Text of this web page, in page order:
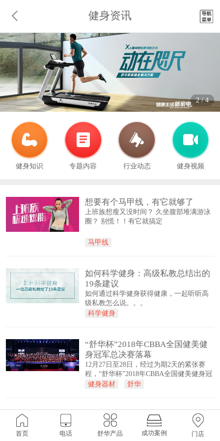
健身资讯
2/4
健身知识 专题内容 行业动态 健身视频
想要有个马甲线，有它就够了
上班族想瘦又没时间？ 久坐腹部堆满游泳
圈？ 别慌！！有它就搞定
马甲线
如何科学健身：高级私教总结出的
19条建议
如何通过科学健身获得健康，一起听听高
级私教怎么说。。。
科学健身
“舒华杯”2018年CBBA全国健美健
身冠军总决赛落幕
12月27日至28日，经过为期2天的紧张赛
程，“舒华杯”2018年CBBA全国健美健身冠
军总决赛在中国体育城市晋江成功举办。
健身器材 舒华
冠军齐聚！“舒华杯”2018年CBBA
全国健美健身冠军总决赛
12月27日—28日在体育城市——福建晋江
首页 电话 舒华产品 成功案例 门店